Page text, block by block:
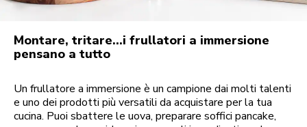
Montare, tritare...i frullatori a immersione
pensano a tutto
Un frullatore a immersione è un campione dai molti talenti
e uno dei prodotti più versatili da acquistare per la tua
cucina. Puoi sbattere le uova, preparare soffici pancake,